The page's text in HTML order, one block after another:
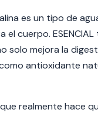
es un tipo de
cuerpo.
solo mejora la
antioxidante
realmente hace